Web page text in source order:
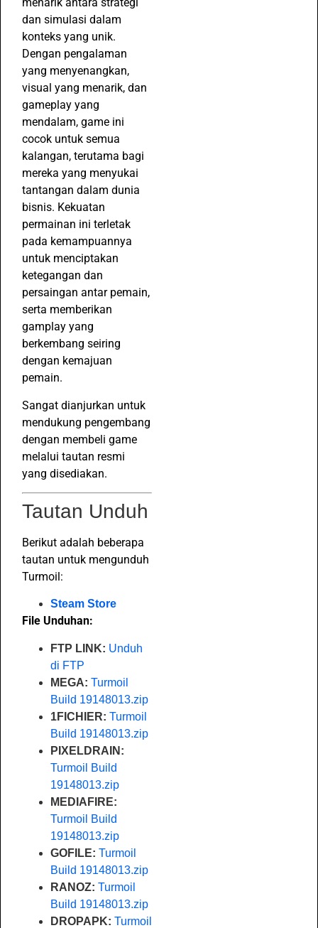
menarik antara strategi
dan simulasi dalam
konteks yang unik.
Dengan pengalaman
yang menyenangkan,
visual yang menarik, dan
gameplay yang
mendalam, game ini
cocok untuk semua
kalangan, terutama bagi
mereka yang menyukai
tantangan dalam dunia
bisnis. Kekuatan
permainan ini terletak
pada kemampuannya
untuk menciptakan
ketegangan dan
persaingan antar pemain,
serta memberikan
gamplay yang
berkembang seiring
dengan kemajuan
pemain.
Sangat dianjurkan untuk
mendukung pengembang
dengan membeli game
melalui tautan resmi
yang disediakan.
Tautan Unduh
Berikut adalah beberapa
tautan untuk mengunduh
Turmoil:
Steam Store
File Unduhan:
FTP LINK: Unduh
di FTP
MEGA: Turmoil
Build 19148013.zip
1FICHIER: Turmoil
Build 19148013.zip
PIXELDRAIN:
Turmoil Build
19148013.zip
MEDIAFIRE:
Turmoil Build
19148013.zip
GOFILE: Turmoil
Build 19148013.zip
RANOZ: Turmoil
Build 19148013.zip
DROPAPK: Turmoil